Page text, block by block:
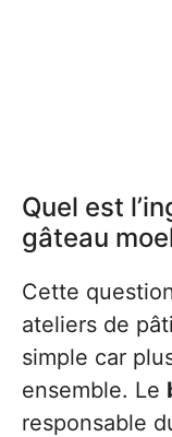
Quel est
gâteau
Cette
ateliers de
simple car
ensemble. Le
responsable